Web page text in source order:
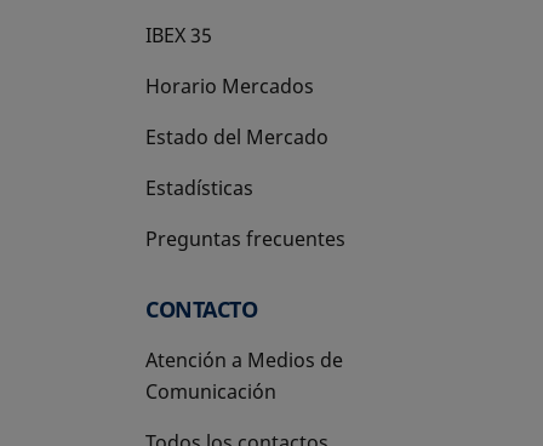
IBEX 35
Horario Mercados
Estado del Mercado
Estadísticas
Preguntas frecuentes
CONTACTO
Atención a Medios de
Comunicación